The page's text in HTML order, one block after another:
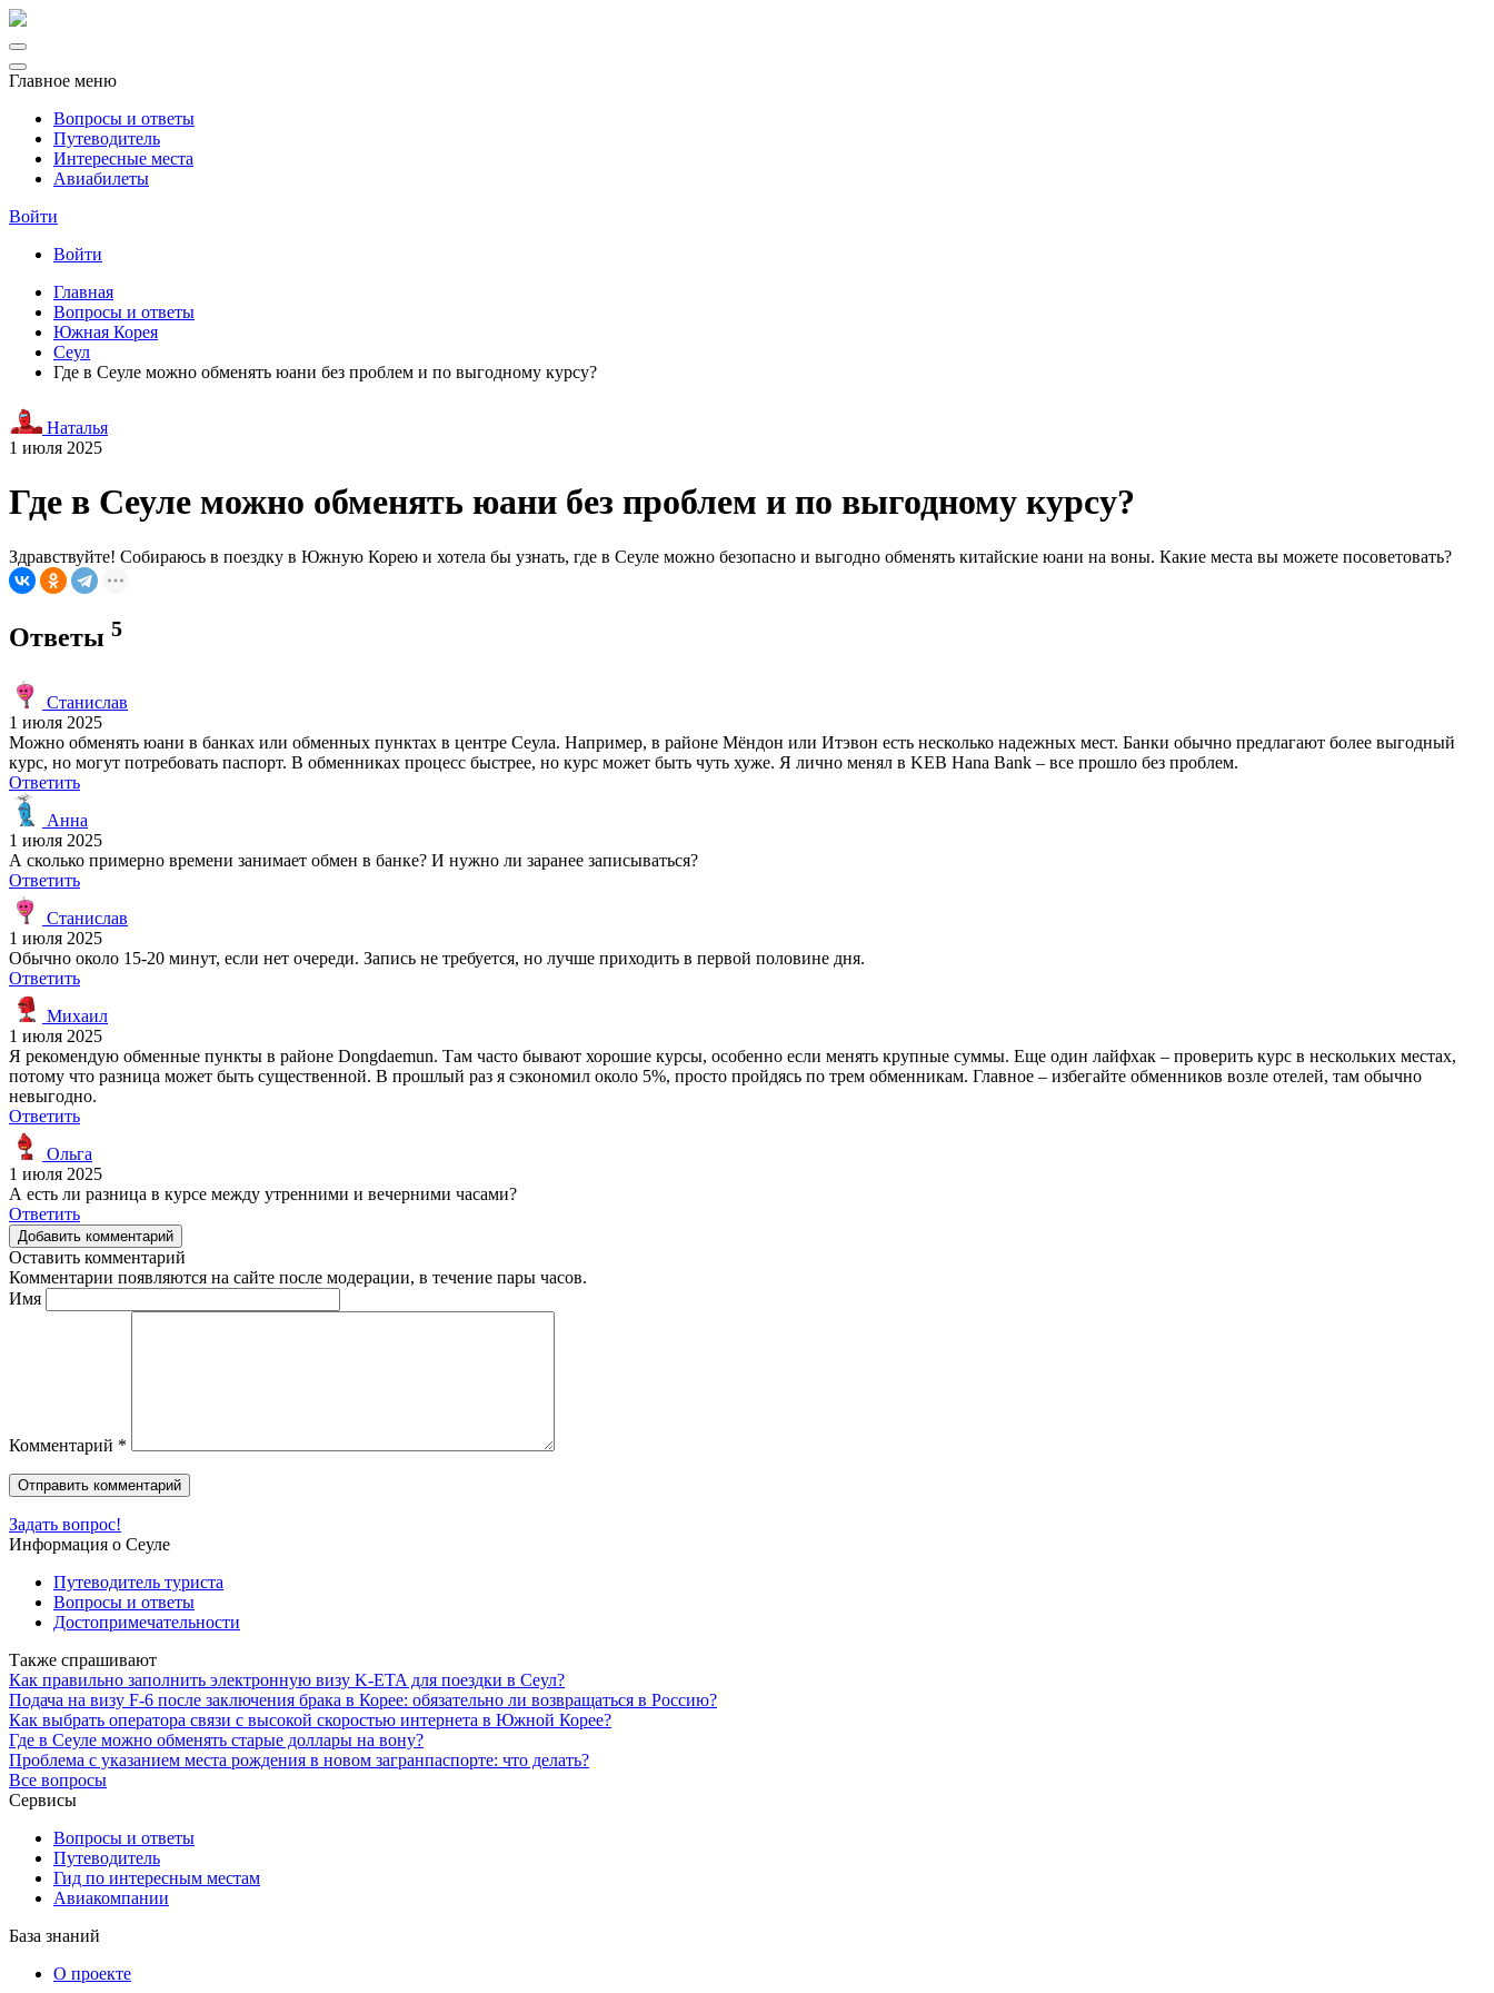
Главное меню
Вопросы и ответы
Путеводитель
Интересные места
Авиабилеты
Войти
Войти
Главная
Вопросы и ответы
Южная Корея
Сеул
Где в Сеуле можно обменять юани без проблем и по выгодному курсу?
Наталья
1 июля 2025
Где в Сеуле можно обменять юани без проблем и по выгодному курсу?
Здравствуйте! Собираюсь в поездку в Южную Корею и хотела бы узнать, где в Сеуле можно безопасно и выгодно обменять китайские юани на воны. Какие места вы можете посоветовать?
Ответы 5
Станислав
1 июля 2025
Можно обменять юани в банках или обменных пунктах в центре Сеула. Например, в районе Мёндон или Итэвон есть несколько надежных мест. Банки обычно предлагают более выгодный
курс, но могут потребовать паспорт. В обменниках процесс быстрее, но курс может быть чуть хуже. Я лично менял в KEB Hana Bank – все прошло без проблем.
Ответить
Анна
1 июля 2025
А сколько примерно времени занимает обмен в банке? И нужно ли заранее записываться?
Ответить
Станислав
1 июля 2025
Обычно около 15-20 минут, если нет очереди. Запись не требуется, но лучше приходить в первой половине дня.
Ответить
Михаил
1 июля 2025
Я рекомендую обменные пункты в районе Dongdaemun. Там часто бывают хорошие курсы, особенно если менять крупные суммы. Еще один лайфхак – проверить курс в нескольких местах,
потому что разница может быть существенной. В прошлый раз я сэкономил около 5%, просто пройдясь по трем обменникам. Главное – избегайте обменников возле отелей, там обычно
невыгодно.
Ответить
Ольга
1 июля 2025
А есть ли разница в курсе между утренними и вечерними часами?
Ответить
Добавить комментарий
Оставить комментарий
Комментарии появляются на сайте после модерации, в течение пары часов.
Имя
Комментарий *
Задать вопрос!
Информация о Сеуле
Путеводитель туриста
Вопросы и ответы
Достопримечательности
Также спрашивают
Как правильно заполнить электронную визу K-ETA для поездки в Сеул?
Подача на визу F-6 после заключения брака в Корее: обязательно ли возвращаться в Россию?
Как выбрать оператора связи с высокой скоростью интернета в Южной Корее?
Где в Сеуле можно обменять старые доллары на вону?
Проблема с указанием места рождения в новом загранпаспорте: что делать?
Все вопросы
Сервисы
Вопросы и ответы
Путеводитель
Гид по интересным местам
Авиакомпании
База знаний
О проекте